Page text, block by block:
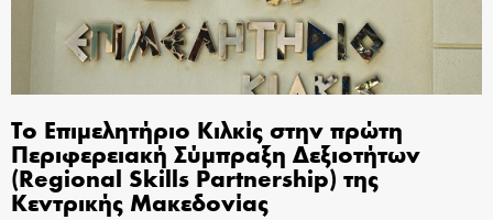
Το Επιμελητήριο Κιλκίς στην πρώτη
Περιφερειακή Σύμπραξη Δεξιοτήτων
(Regional Skills Partnership) της
Κεντρικής Μακεδονίας